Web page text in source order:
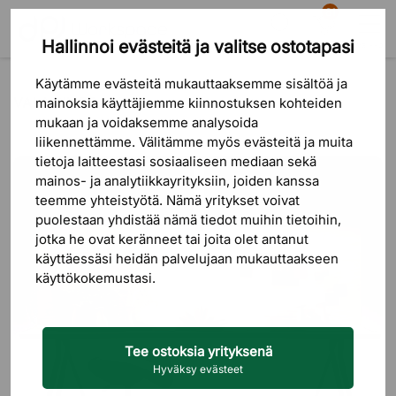
Hallinnoi evästeitä ja valitse ostotapasi
Käytämme evästeitä mukauttaaksemme sisältöä ja
mainoksia käyttäjiemme kiinnostuksen kohteiden
mukaan ja voidaksemme analysoida
liikennettämme. Välitämme myös evästeitä ja muita
tietoja laitteestasi sosiaaliseen mediaan sekä
mainos- ja analytiikkayrityksiin, joiden kanssa
teemme yhteistyötä. Nämä yritykset voivat
puolestaan ​​yhdistää nämä tiedot muihin tietoihin,
jotka he ovat keränneet tai joita olet antanut
käyttäessäsi heidän palvelujaan mukauttaakseen
käyttökokemustasi.
Tee ostoksia yrityksenä
Hyväksy evästeet
Etsi
81
Ostoskori
VALAISIMET